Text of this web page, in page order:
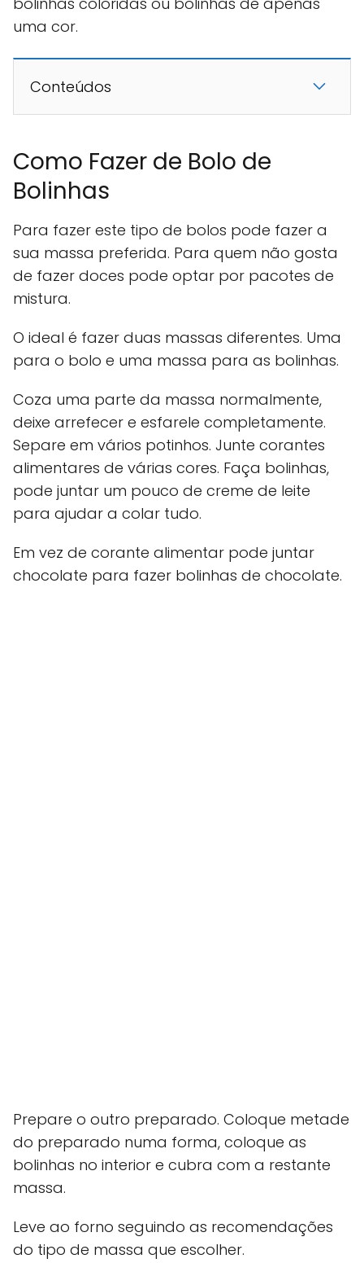
uma cor.
Conteúdos
Como Fazer de Bolo de
Bolinhas
Para fazer este tipo de bolos pode fazer a
sua massa preferida. Para quem não gosta
de fazer doces pode optar por pacotes de
mistura.
O ideal é fazer duas massas diferentes. Uma
para o bolo e uma massa para as bolinhas.
Coza uma parte da massa normalmente,
deixe arrefecer e esfarele completamente.
Separe em vários potinhos. Junte corantes
alimentares de várias cores. Faça bolinhas,
pode juntar um pouco de creme de leite
para ajudar a colar tudo.
Em vez de corante alimentar pode juntar
chocolate para fazer bolinhas de chocolate.
Prepare o outro preparado. Coloque metade
do preparado numa forma, coloque as
bolinhas no interior e cubra com a restante
massa.
Leve ao forno seguindo as recomendações
do tipo de massa que escolher.